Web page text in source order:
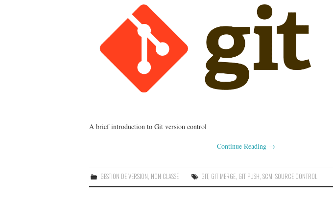
A brief introduction to Git version control
Continue Reading →
GESTION DE VERSION NON CLASSÉ GIT, GIT MERGE GIT PUSH ,SCM ,SOURCE CONTROL